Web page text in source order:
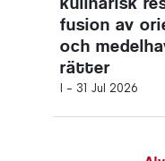
fusion av
och
rätter
I - 31 Jul 2026